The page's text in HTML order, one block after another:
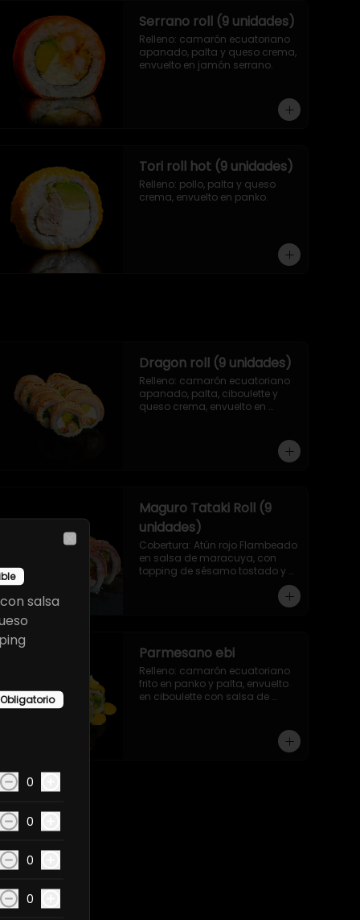
Serrano roll (9 unidades)
Relleno: camarón ecuatoriano
apanado, palta y queso crema,
envuelto en jamón serrano.
Tori roll hot (9 unidades)
Relleno: pollo, palta y queso
crema, envuelto en panko.
Dragon roll (9 unidades)
Relleno: camarón ecuatoriano
apanado, palta, ciboulette y
queso crema, envuelto en
Maguro Tataki Roll (9
unidades)
Cobertura: Atún rojo Flambeado
en salsa de maracuya, con
topping de sésamo tostado y
relleno: Camarón ecuatoriano
Parmesano ebi
Relleno: camarón ecuatoriano
frito en panko y palta, envuelto
en ciboulette con salsa de
salsa
Obligatorio
0
0
0
0
Close